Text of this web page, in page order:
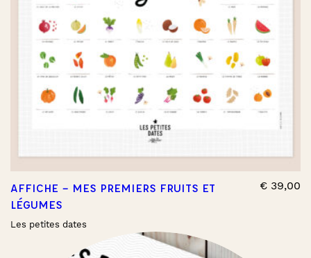
AFFICHE – MES PREMIERS FRUITS ET
LÉGUMES
Les petites dates
€ 39,00